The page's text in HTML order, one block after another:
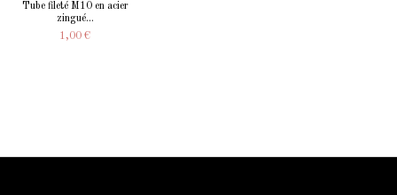
Tube fileté M10 en acier
zingué...
1,00 €